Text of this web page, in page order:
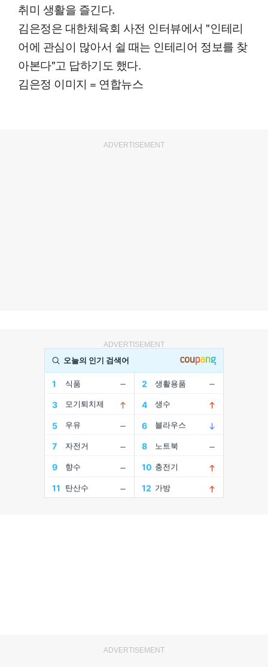
취미 생활을 즐긴다.
김은정은 대한체육회 사전 인터뷰에서 "인테리
어에 관심이 많아서 쉴 때는 인테리어 정보를 찾
아본다"고 답하기도 했다.
김은정 이미지 = 연합뉴스
ADVERTISEMENT
ADVERTISEMENT
ADVERTISEMENT